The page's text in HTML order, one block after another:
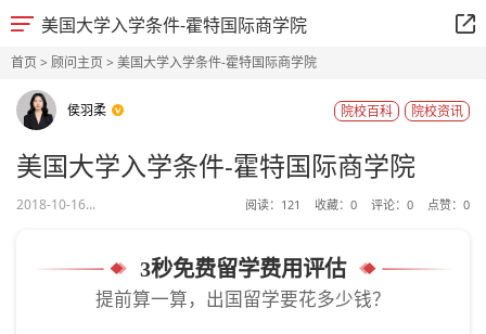
美国大学入学条件-霍特国际商学院
首页> 顾问主页> 美国大学入学条件-霍特国际商学院
侯羽柔 院校资讯
院校百科
美国大学入学条件-霍特国际商学院
2018-10-16... 阅读： 121 收藏： 0 评论： 0 点赞： 0
3秒免费留学费用评估
提前算一算，出国留学要花多少钱？